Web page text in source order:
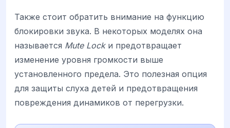
Также стоит обратить внимание на функцию
блокировки звука. В некоторых моделях она
называется Mute Lockи предотвращает
изменение уровня громкости выше
установленного предела. Это полезная опция
для защиты слуха детей и предотвращения
повреждения динамиков от перегрузки.